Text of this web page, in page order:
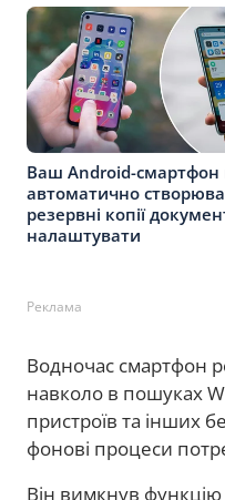
Ваш Android-
автоматично
резервні копії
налаштувати
Реклама
Водночас смартфон
навколо в пошуках
пристроїв та інших
фонові процеси
Він вимкнув функцію